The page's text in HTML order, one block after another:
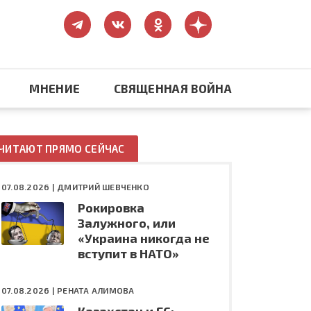
Конфликт на Украине
МНЕНИЕ СВЯЩЕННАЯ ВОЙНА
ПРЯМО СЕЙЧАС
07.08.2026 | ДМИТРИЙ ШЕВЧЕНКО
Рокировка
Залужного, или
«Украина никогда не
вступит в НАТО»
07.08.2026 | РЕНАТА АЛИМОВА